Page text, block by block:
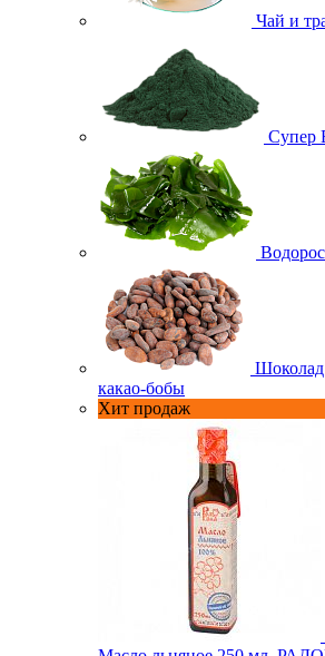
Чай и
Супер
какао-бобы
Хит продаж